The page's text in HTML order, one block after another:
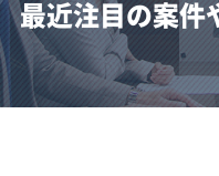
最近注目の案件